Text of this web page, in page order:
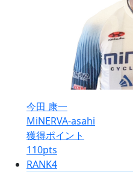
今田 康一
MiNERVA-asahi
獲得ポイント
110pts
RANK4